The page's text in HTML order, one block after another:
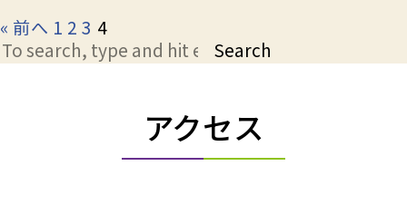
有
効
か？
は
« 前へ 1 2 3 4
Search
アクセス